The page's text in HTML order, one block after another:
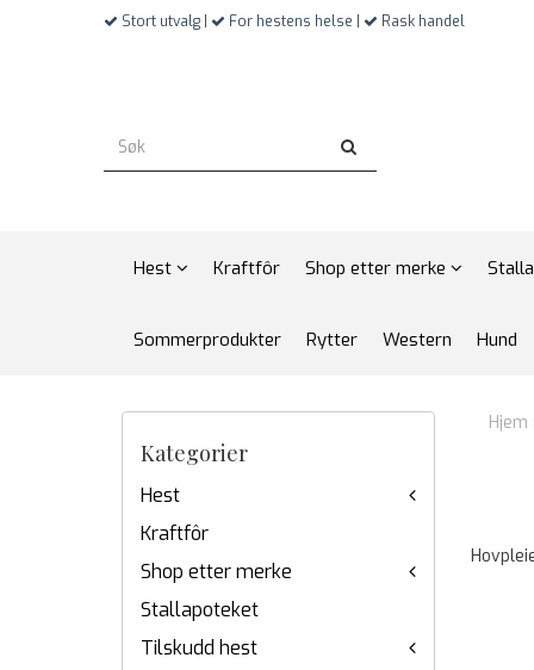
Stort utvalg | For hestens helse | Rask handel
Hest Kraftfôr Shop etter merke
Sommerprodukter Rytter Western Hund
Kategorier
Hest
Kraftfôr
Shop etter merke
Stallapoteket
Tilskudd hest
Hjem